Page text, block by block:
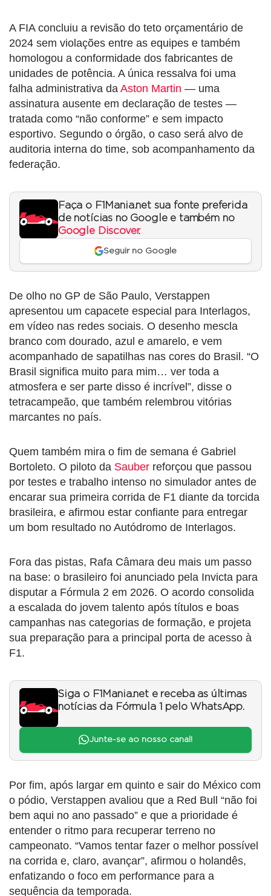
A FIA concluiu a revisão do teto orçamentário de
2024 sem violações entre as equipes e também
homologou a conformidade dos fabricantes de
unidades de potência. A única ressalva foi uma
falha administrativa da Aston Martin — uma
assinatura ausente em declaração de testes —
tratada como “não conforme” e sem impacto
esportivo. Segundo o órgão, o caso será alvo de
auditoria interna do time, sob acompanhamento da
federação.
Faça o F1Mania.net sua fonte preferida
de notícias no Google e também no
Google Discover.
Seguir no Google
De olho no GP de São Paulo, Verstappen
apresentou um capacete especial para Interlagos,
em vídeo nas redes sociais. O desenho mescla
branco com dourado, azul e amarelo, e vem
acompanhado de sapatilhas nas cores do Brasil. “O
Brasil significa muito para mim… ver toda a
atmosfera e ser parte disso é incrível”, disse o
tetracampeão, que também relembrou vitórias
marcantes no país.
Quem também mira o fim de semana é Gabriel
Bortoleto. O piloto da Sauber reforçou que passou
por testes e trabalho intenso no simulador antes de
encarar sua primeira corrida de F1 diante da torcida
brasileira, e afirmou estar confiante para entregar
um bom resultado no Autódromo de Interlagos.
Fora das pistas, Rafa Câmara deu mais um passo
na base: o brasileiro foi anunciado pela Invicta para
disputar a Fórmula 2 em 2026. O acordo consolida
a escalada do jovem talento após títulos e boas
campanhas nas categorias de formação, e projeta
sua preparação para a principal porta de acesso à
F1.
Siga o F1Mania.net e receba as últimas
notícias da Fórmula 1 pelo WhatsApp.
Junte-se ao nosso canal!
Por fim, após largar em quinto e sair do México com
o pódio, Verstappen avaliou que a Red Bull “não foi
bem aqui no ano passado” e que a prioridade é
entender o ritmo para recuperar terreno no
campeonato. “Vamos tentar fazer o melhor possível
na corrida e, claro, avançar”, afirmou o holandês,
enfatizando o foco em performance para a
sequência da temporada.